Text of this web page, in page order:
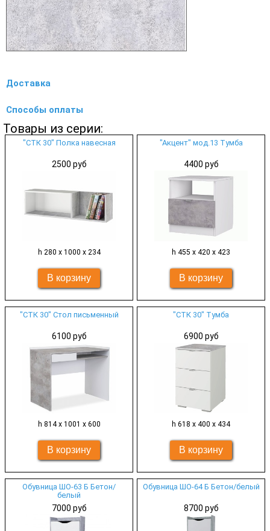
Доставка
Способы оплаты
Товары из серии:
"СТК 30" Полка навесная
2500 руб
h 280 х 1000 х 234
"Акцент" мод.13 Тумба
4400 руб
h 455 х 420 х 423
"СТК 30" Стол письменный
6100 руб
h 814 х 1001 х 600
"СТК 30" Тумба
6900 руб
h 618 х 400 х 434
Обувница ШО-63 Б Бетон/
белый
7000 руб
Обувница ШО-64 Б Бетон/белый
8700 руб